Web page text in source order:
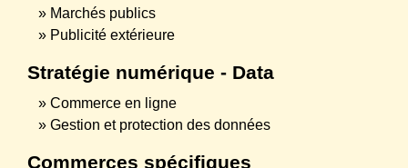
Marchés publics
Publicité extérieure
Stratégie numérique - Data
Commerce en ligne
Gestion et protection des données
Commerces spécifiques